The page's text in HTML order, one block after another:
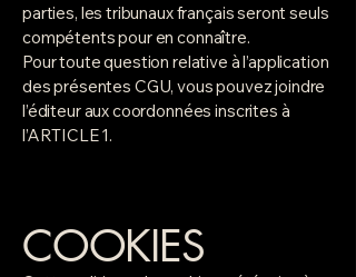
parties, les tribunaux français seront seuls
compétents pour en connaître.
Pour toute question relative à l’application
des présentes CGU, vous pouvez joindre
l’éditeur aux coordonnées inscrites à
l’ARTICLE 1.
COOKIES